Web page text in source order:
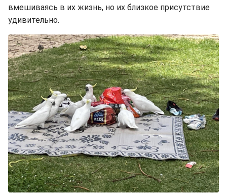
вмешиваясь в их жизнь, но их близкое присутствие
удивительно.